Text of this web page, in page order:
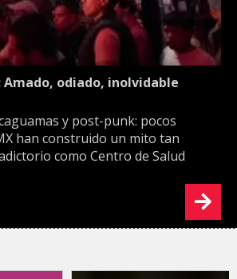
Amado, odiado, inolvidable
y post-punk: pocos
han construido un mito tan
como Centro de Salud